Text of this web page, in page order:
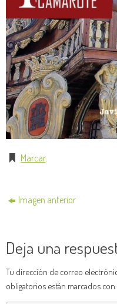
Marcar.
Imagen anterior
Deja una
Tu dirección de correo
obligatorios están marcados con